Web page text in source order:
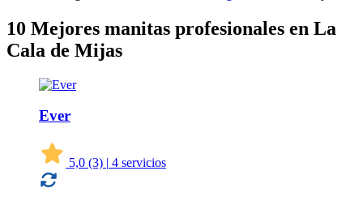
10 Mejores manitas profesionales en La
Cala de Mijas
Ever
5,0 (3) | 4 servicios